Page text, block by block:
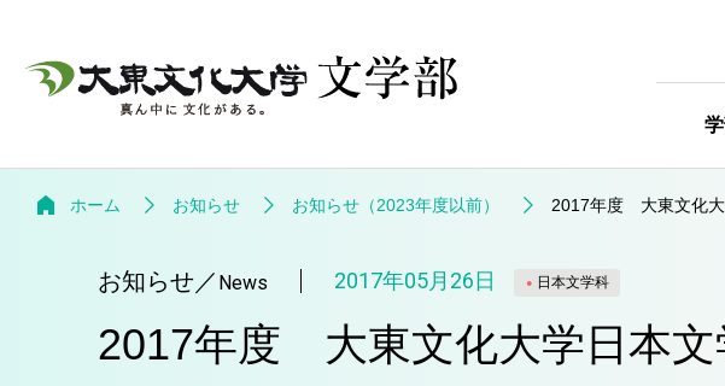
ホーム お知らせ お知らせ（2023年度以前） 2017年度 大東文化大
お知らせ／ News 2017年05月26日 日本文学科
2017年度 大東文化大学日本文